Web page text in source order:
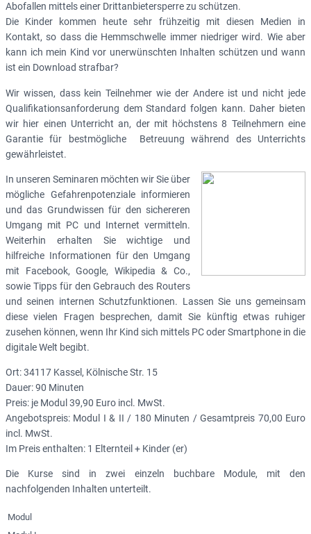
Abofallen mittels einer Drittanbietersperre zu schützen.
Die Kinder kommen heute sehr frühzeitig mit diesen Medien in
Kontakt, so dass die Hemmschwelle immer niedriger wird. Wie aber
kann ich mein Kind vor unerwünschten Inhalten schützen und wann
ist ein Download strafbar?
Wir wissen, dass kein Teilnehmer wie der Andere ist und nicht jede
Qualifikationsanforderung dem Standard folgen kann. Daher bieten
wir hier einen Unterricht an, der mit höchstens 8 Teilnehmern eine
Garantie für bestmögliche Betreuung während des Unterrichts
gewährleistet.
In unseren Seminaren möchten wir Sie über
mögliche Gefahrenpotenziale informieren
und das Grundwissen für den sichereren
Umgang mit PC und Internet vermitteln.
Weiterhin erhalten Sie wichtige und
hilfreiche Informationen für den Umgang
mit Facebook, Google, Wikipedia & Co.,
sowie Tipps für den Gebrauch des Routers
und seinen internen Schutzfunktionen. Lassen Sie uns gemeinsam
diese vielen Fragen besprechen, damit Sie künftig etwas ruhiger
zusehen können, wenn Ihr Kind sich mittels PC oder Smartphone in die
digitale Welt begibt.
Ort: 34117 Kassel, Kölnische Str. 15
Dauer: 90 Minuten
Preis: je Modul 39,90 Euro incl. MwSt.
Angebotspreis: Modul I & II / 180 Minuten / Gesamtpreis 70,00 Euro
incl. MwSt.
Im Preis enthalten: 1 Elternteil + Kinder (er)
Die Kurse sind in zwei einzeln buchbare Module, mit den
nachfolgenden Inhalten unterteilt.
Modul